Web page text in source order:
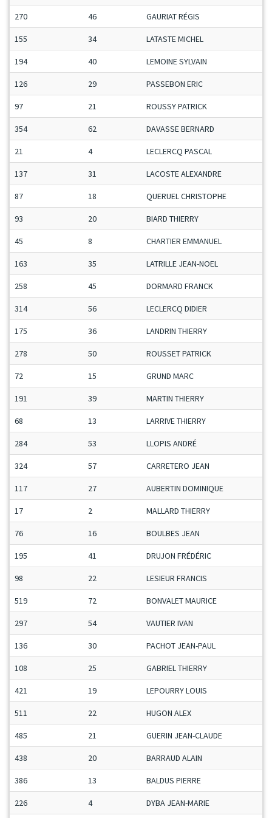
270 46 GAURIAT RÉGIS
155 34 LATASTE MICHEL
194 40 LEMOINE SYLVAIN
126 29 PASSEBON ERIC
97 21 ROUSSY PATRICK
354 62 DAVASSE BERNARD
21 4 LECLERCQ PASCAL
137 31 LACOSTE ALEXANDRE
87 18 QUERUEL CHRISTOPHE
93 20 BIARD THIERRY
45 8 CHARTIER EMMANUEL
163 35 LATRILLE JEAN-NOEL
258 45 DORMARD FRANCK
314 56 LECLERCQ DIDIER
175 36 LANDRIN THIERRY
278 50 ROUSSET PATRICK
72 15 GRUND MARC
191 39 MARTIN THIERRY
68 13 LARRIVE THIERRY
284 53 LLOPIS ANDRÉ
324 57 CARRETERO JEAN
117 27 AUBERTIN DOMINIQUE
17 2 MALLARD THIERRY
76 16 BOULBES JEAN
195 41 DRUJON FRÉDÉRIC
98 22 LESIEUR FRANCIS
519 72 BONVALET MAURICE
297 54 VAUTIER IVAN
136 30 PACHOT JEAN-PAUL
108 25 GABRIEL THIERRY
421 19 LEPOURRY LOUIS
511 22 HUGON ALEX
485 21 GUERIN JEAN-CLAUDE
438 20 BARRAUD ALAIN
386 13 BALDUS PIERRE
226 4 DYBA JEAN-MARIE